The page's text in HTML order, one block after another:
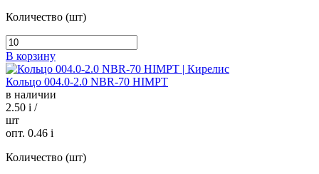
Количество (шт)
В корзину
Кольцо 004.0-2.0 NBR-70 HIMPT
в наличии
2.50 i /
шт
опт. 0.46 i
Количество (шт)